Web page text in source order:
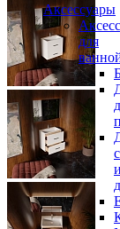
Аксессуары
для
и